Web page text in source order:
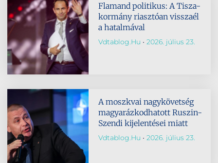
Flamand politikus: A Tisza-
kormány riasztóan visszaél
a hatalmával
Vdtablog.hu 2026. július 23.
A moszkvai nagykövetség
magyarázkodhatott Ruszin-
Szendi kijelentései miatt
Vdtablog.hu 2026. július 23.